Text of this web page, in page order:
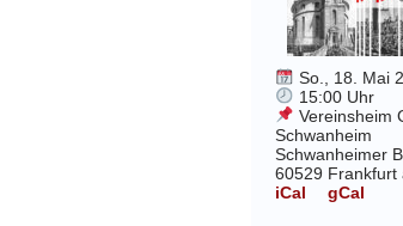
So., 18. Mai
15:00 Uhr
Vereinsheim
Schwanheim
Schwanheimer
60529 Frankfurt
iCal
gCal